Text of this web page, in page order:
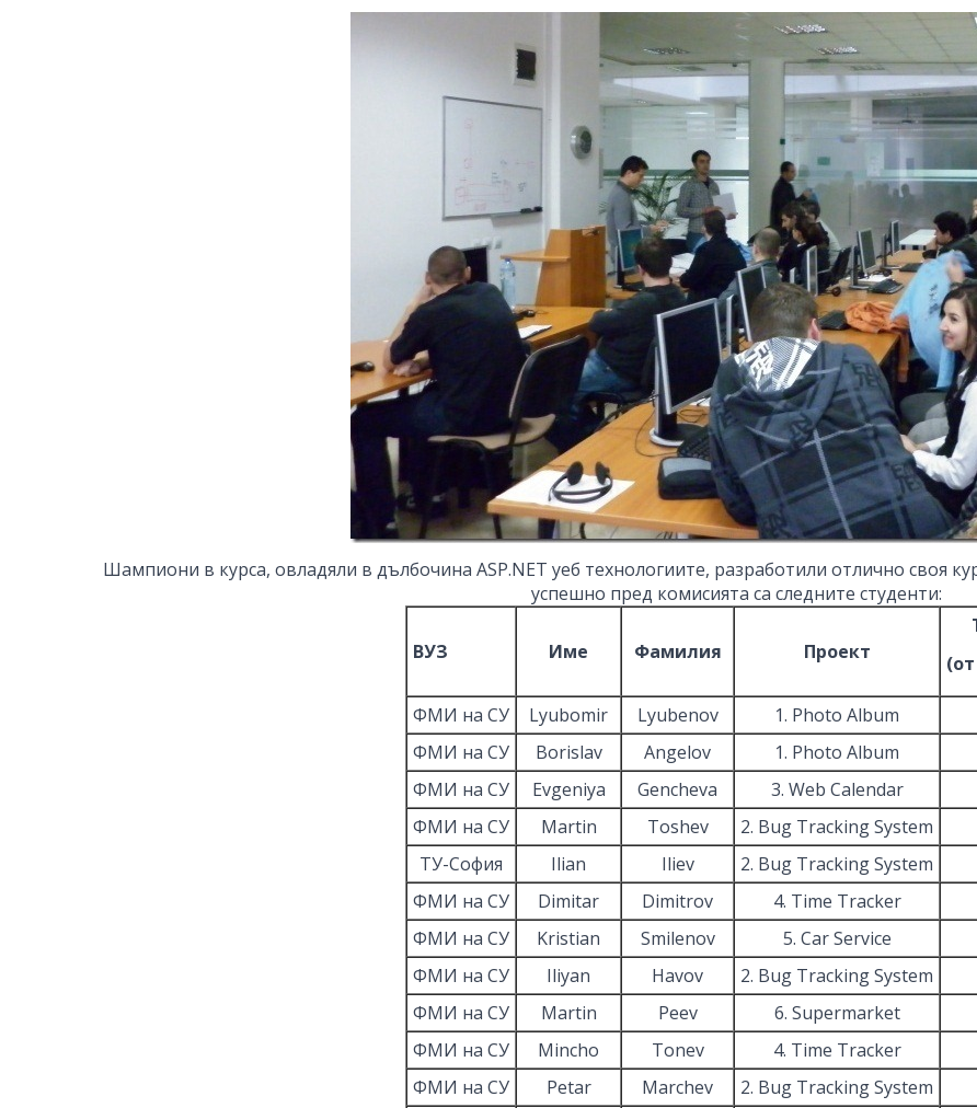
Шампиони в курса, овладяли в дълбочина ASP.NET уеб технологиите, разработили отлично своя
успешно пред комисията са следните студенти:
ВУЗ Име Фамилия Проект
ФМИ на СУ Lyubomir Lyubenov 1. Photo Album
ФМИ на СУ
Borislav Angelov 1. Photo Album
ФМИ на СУ
Evgeniya Gencheva 3. Web Calendar
ФМИ на СУ
Martin Toshev 2. Bug Tracking System
ТУ-София
Ilian Iliev 2. Bug Tracking System
ФМИ на СУ
Dimitar Dimitrov 4. Time Tracker
ФМИ на СУ
Kristian Smilenov 5. Car Service
ФМИ на СУ
Iliyan Havov 2. Bug Tracking System
ФМИ на СУ
Martin Peev 6. Supermarket
ФМИ на СУ
Mincho Tonev 4. Time Tracker
ФМИ на СУ
Petar Marchev 2. Bug Tracking System